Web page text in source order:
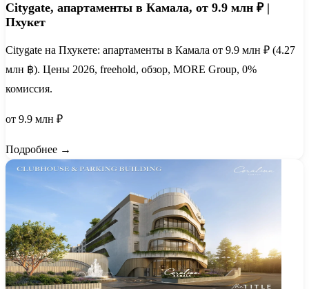
Citygate, апартаменты в Камала, от 9.9 млн ₽ |
Пхукет
Citygate на Пхукете: апартаменты в Камала от 9.9 млн ₽ (4.27
млн ฿). Цены 2026, freehold, обзор, MORE Group, 0%
комиссия.
от 9.9 млн ₽
Подробнее →